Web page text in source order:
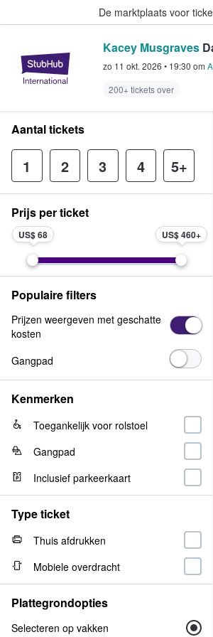
De marktplaats voor
StubHub: waar
Kacey Musgraves
zo 11 okt. 2026 • 19:30 om
200+ tickets over
Aantal tickets
1 2 3 4 5+
Prijs per ticket
US$ 68 US$ 460
Populaire filters
Prijzen weergeven met geschatte
kosten
Gangpad
Kenmerken
Toegankelijk voor rolstoel
Gangpad
Inclusief parkeerkaart
Type ticket
Thuis afdrukken
Mobiele overdracht
Plattegrondopties
Selecteren op vakken